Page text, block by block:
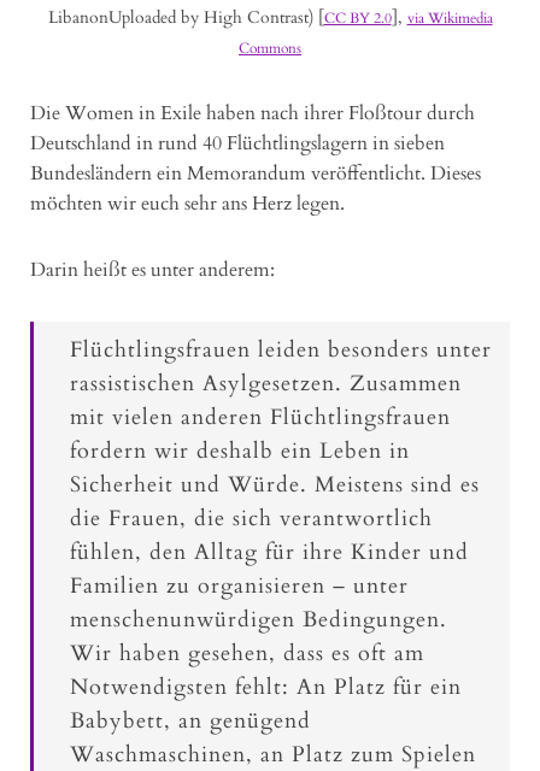
LibanonUploaded by High Contrast) [CC BY 2.0], via Wikimedia
Commons
Die Women in Exile haben nach ihrer Floßtour durch
Deutschland in rund 40 Flüchtlingslagern in sieben
Bundesländern ein Memorandum veröffentlicht. Dieses
möchten wir euch sehr ans Herz legen.
Darin heißt es unter anderem:
Flüchtlingsfrauen leiden besonders unter
rassistischen Asylgesetzen. Zusammen
mit vielen anderen Flüchtlingsfrauen
fordern wir deshalb ein Leben in
Sicherheit und Würde. Meistens sind es
die Frauen, die sich verantwortlich
fühlen, den Alltag für ihre Kinder und
Familien zu organisieren – unter
menschenunwürdigen Bedingungen.
Wir haben gesehen, dass es oft am
Notwendigsten fehlt: An Platz für ein
Babybett, an genügend
Waschmaschinen, an Platz zum Spielen